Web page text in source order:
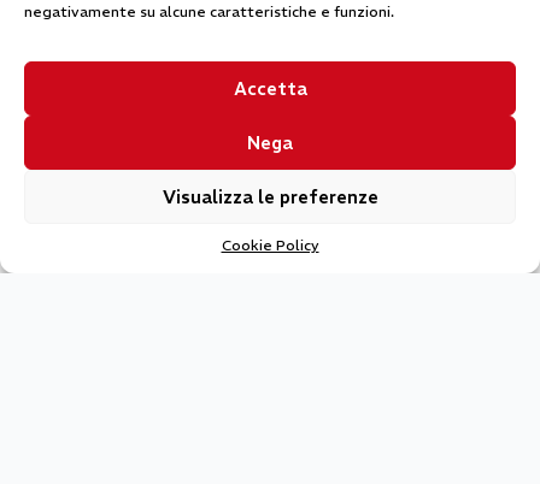
negativamente su alcune caratteristiche e funzioni.
Accetta
Nega
Visualizza le preferenze
Cookie Policy
Consulta i nostri cataloghi